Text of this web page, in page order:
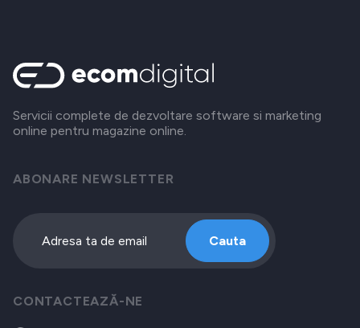
Servicii complete de dezvoltare software si marketing
online pentru magazine online.
ABONARE NEWSLETTER
Cauta
CONTACTEAZĂ-NE